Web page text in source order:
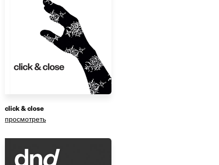
click & close
просмотреть